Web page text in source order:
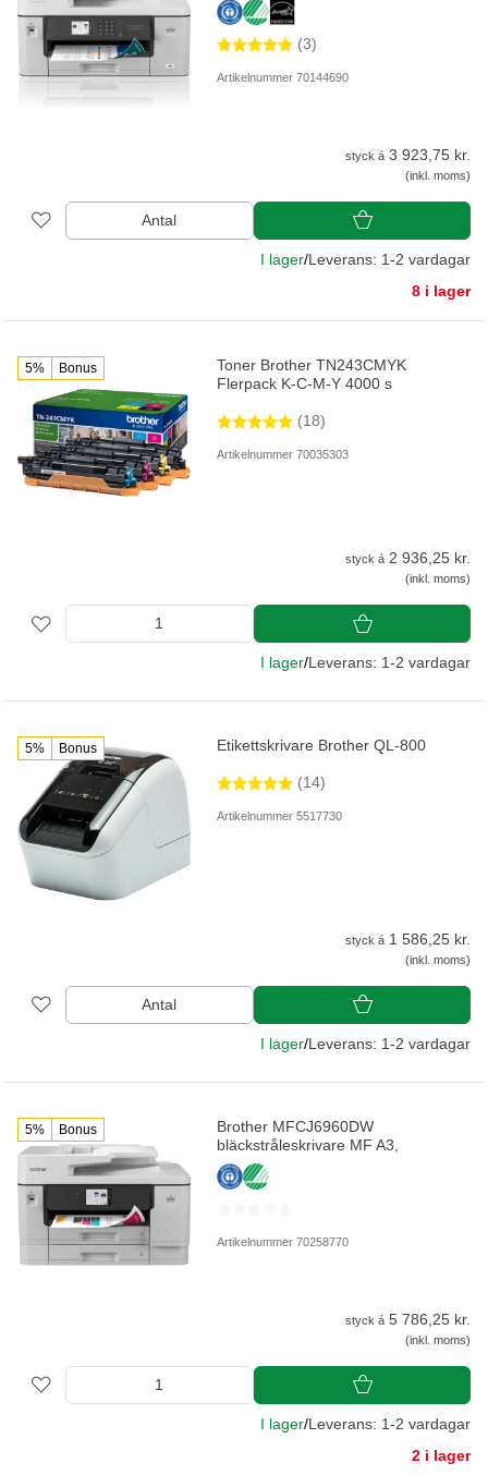
(3)
Artikelnummer 70144690
styck á 3 923,75 kr.
(inkl. moms)
Antal
I lager/Leverans: 1-2 vardagar
8 i lager
5% Bonus
Toner Brother TN243CMYK
Flerpack K-C-M-Y 4000 s
(18)
Artikelnummer 70035303
styck á 2 936,25 kr.
(inkl. moms)
I lager/Leverans: 1-2 vardagar
5% Bonus Etikettskrivare Brother QL-800
(14)
Artikelnummer 5517730
styck á 1 586,25 kr.
(inkl. moms)
Antal
I lager/Leverans: 1-2 vardagar
5% Bonus
Brother MFCJ6960DW
bläckstråleskrivare MF A3,
Artikelnummer 70258770
styck á 5 786,25 kr.
(inkl. moms)
I lager/Leverans: 1-2 vardagar
2 i lager